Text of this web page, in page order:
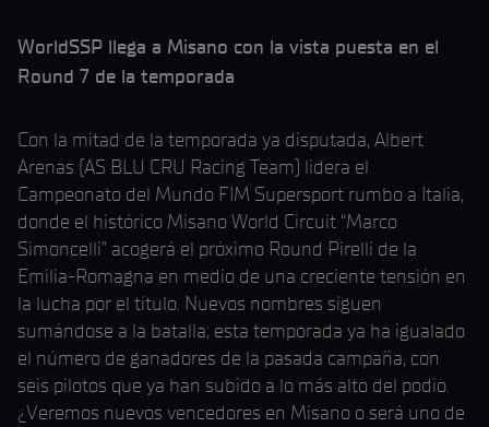
WorldSSP llega a Misano con la vista puesta en el
Round 7 de la temporada
Con la mitad de la temporada ya disputada, Albert
Arenas (AS BLU CRU Racing Team) lidera el
Campeonato del Mundo FIM Supersport rumbo a Italia,
donde el histórico Misano World Circuit “Marco
Simoncelli” acogerá el próximo Round Pirelli de la
Emilia-Romagna en medio de una creciente tensión en
la lucha por el título. Nuevos nombres siguen
sumándose a la batalla; esta temporada ya ha igualado
el número de ganadores de la pasada campaña, con
seis pilotos que ya han subido a lo más alto del podio.
¿Veremos nuevos vencedores en Misano o será uno de